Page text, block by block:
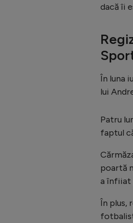
dacă îi
În luna
lui
Patru
faptul
poartă
a înfiiat
În plus,